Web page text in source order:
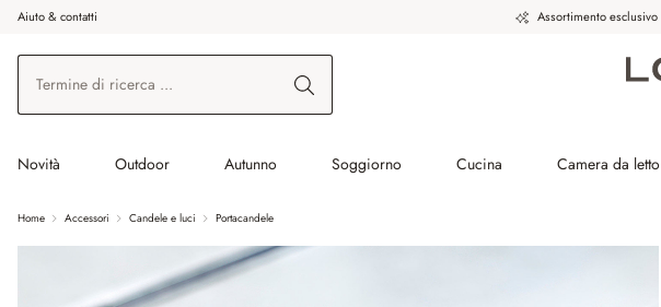
al contenuto principale
Vai alla ricerca
Vai alla navigazione principale
Aiuto & contatti Assortimento esclusivo
Novità Outdoor Autunno Soggiorno Cucina Camera da letto
Home Accessori Candele e luci Portacandele